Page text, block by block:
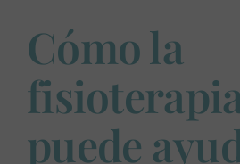
Cómo la
puede